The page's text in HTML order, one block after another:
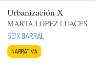
Urbanización X
MARTA LÓPEZ LUACES
SEIX BARRAL
NARRATIVA